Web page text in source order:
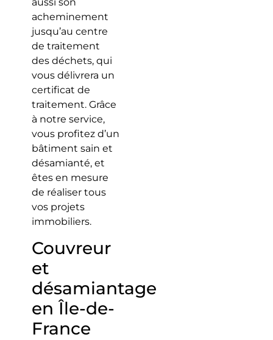
acheminement
jusqu’au centre
de traitement
des déchets, qui
vous délivrera un
certificat de
traitement. Grâce
à notre service,
vous profitez d’un
bâtiment sain et
désamianté, et
êtes en mesure
de réaliser tous
vos projets
immobiliers.
Couvreur
et
désamiantage
en Île-de-
France